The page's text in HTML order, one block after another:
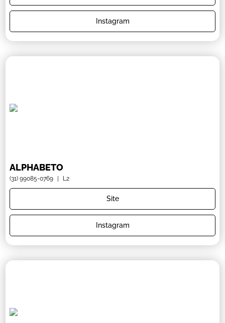
Instagram
ALPHABETO
(31) 99085-0769 | L2
Site
Instagram